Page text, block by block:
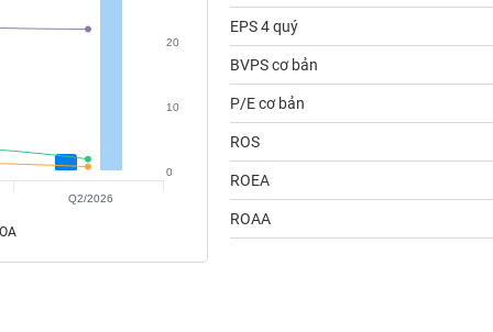
0
10
20
Q2/2026
EPS 4 quý
BVPS cơ bản
P/E cơ bản
ROS
ROEA
ROAA